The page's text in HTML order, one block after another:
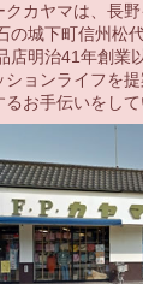
クカヤマは、長
の城下町信州松
店明治41年創業
ションライフを
お手伝いをして